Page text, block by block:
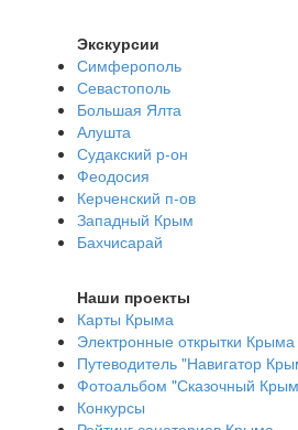
Экскурсии
Симферополь
Севастополь
Большая Ялта
Алушта
Судакский р-он
Феодосия
Керченский п-ов
Западный Крым
Бахчисарай
Наши проекты
Карты Крыма
Электронные открытки Крыма
Путеводитель "Навигатор
Фотоальбом "Сказочный
Конкурсы